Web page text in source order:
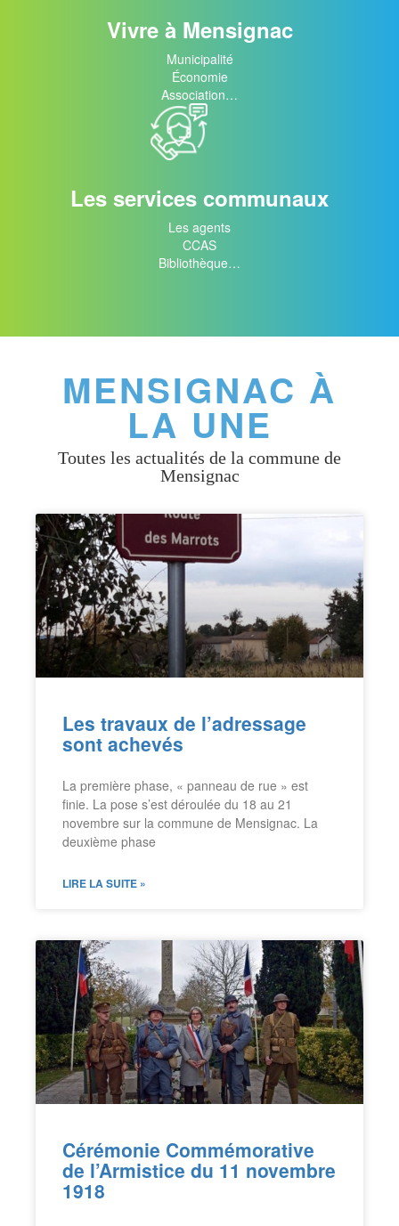
Vivre à Mensignac
Municipalité
Économie
Association…
Les services communaux
Les agents
CCAS
Bibliothèque…
MENSIGNAC À
LA UNE
Toutes les actualités de la commune de
Mensignac
Les travaux de l’adressage
sont achevés
La première phase, « panneau de rue » est
finie. La pose s’est déroulée du 18 au 21
novembre sur la commune de Mensignac. La
deuxième phase
LIRE LA SUITE »
Cérémonie Commémorative
de l’Armistice du 11 novembre
1918